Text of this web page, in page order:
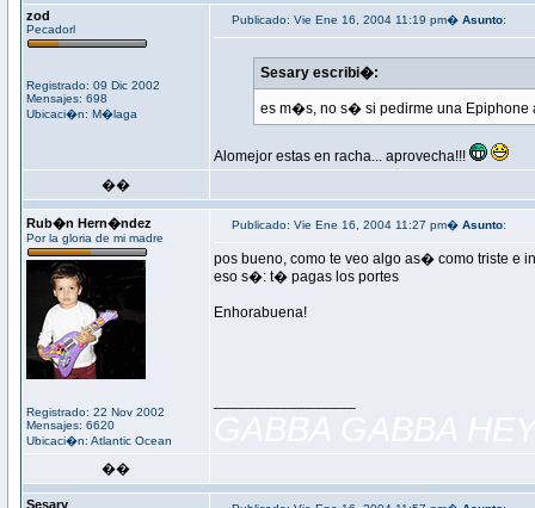
zod
Pecadorl
Registrado: 09 Dic 2002
Mensajes: 698
Ubicaci�n: M�laga
Publicado: Vie Ene 16, 2004 11:19 pm� Asunto:
Sesary escribi�:
es m�s, no s� si pedirme una Epiphone
Alomejor estas en racha... aprovecha!!!
��
Rub�n Hern�ndez
Por la gloria de mi madre
Registrado: 22 Nov 2002
Mensajes: 6620
Ubicaci�n: Atlantic Ocean
Publicado: Vie Ene 16, 2004 11:27 pm� Asunto:
pos bueno, como te veo algo as� como triste e
eso s�: t� pagas los portes
Enhorabuena!
��
Sesary